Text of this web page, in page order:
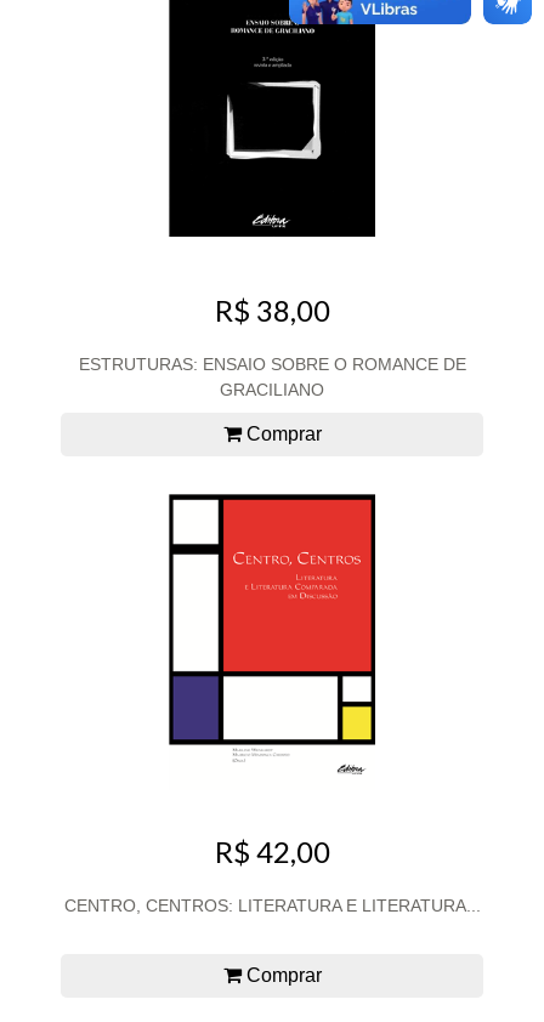
R$ 38,00
ESTRUTURAS: ENSAIO SOBRE O ROMANCE DE
GRACILIANO
Comprar
R$ 42,00
CENTRO, CENTROS: LITERATURA E LITERATURA...
Comprar